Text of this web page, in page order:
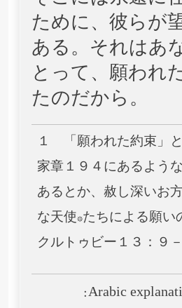
ために、彼らが
ある。それはあ
とって、願われ
たのだから。
１ 「願われた約束」
家章１９４にあるよう
あるとか、赦し深いお
な天使*たちによる願い
クルトゥビー１３：９
Arabic